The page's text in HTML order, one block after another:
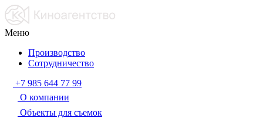
Меню
Производство
Сотрудничество
+7 985 644 77 99
О компании
Объекты для съемок